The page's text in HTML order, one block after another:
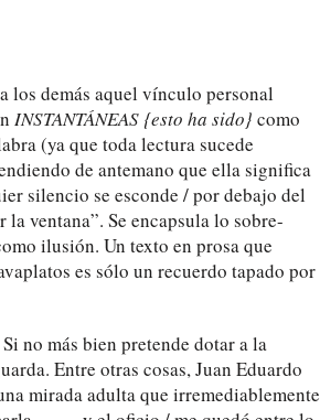
los demás aquel vínculo personal
INSTANTÁNEAS {esto ha sido} como
(ya que toda lectura sucede
de antemano que ella significa
silencio se esconde / por debajo del
ventana”. Se encapsula lo sobre-
ilusión. Un texto en prosa que
es sólo un recuerdo tapado por
no más bien pretende dotar a la
Entre otras cosas, Juan Eduardo
mirada adulta que irremediablemente